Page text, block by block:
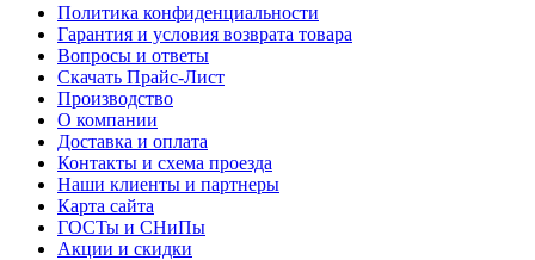
Политика конфиденциальности
Гарантия и условия возврата товара
Вопросы и ответы
Скачать Прайс-Лист
Производство
О компании
Доставка и оплата
Контакты и схема проезда
Наши клиенты и партнеры
Карта сайта
ГОСТы и СНиПы
Акции и скидки